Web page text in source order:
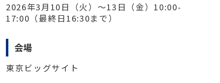
2026年3月10日（火）～13日（金）10:00-
17:00（最終日16:30まで）
会場
東京ビッグサイト